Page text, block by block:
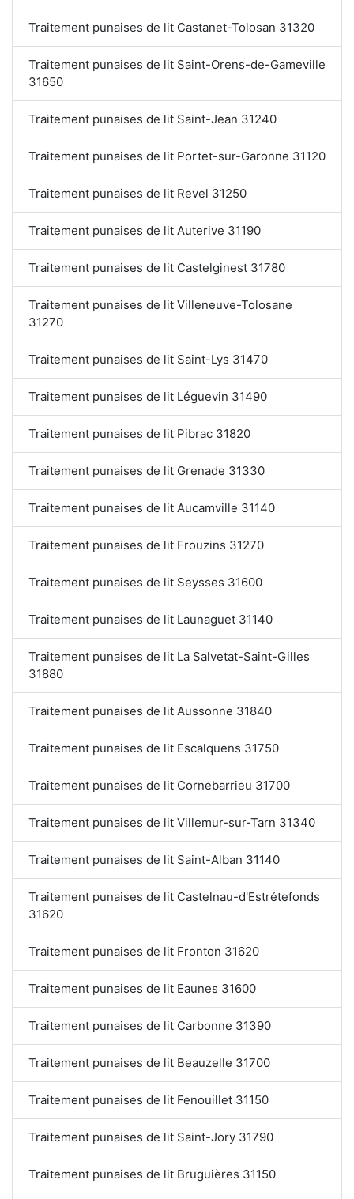
Traitement punaises de lit Castanet-Tolosan 31320
Traitement punaises de lit Saint-Orens-de-Gameville
31650
Traitement punaises de lit Saint-Jean 31240
Traitement punaises de lit Portet-sur-Garonne 31120
Traitement punaises de lit Revel 31250
Traitement punaises de lit Auterive 31190
Traitement punaises de lit Castelginest 31780
Traitement punaises de lit Villeneuve-Tolosane
31270
Traitement punaises de lit Saint-Lys 31470
Traitement punaises de lit Léguevin 31490
Traitement punaises de lit Pibrac 31820
Traitement punaises de lit Grenade 31330
Traitement punaises de lit Aucamville 31140
Traitement punaises de lit Frouzins 31270
Traitement punaises de lit Seysses 31600
Traitement punaises de lit Launaguet 31140
Traitement punaises de lit La Salvetat-Saint-Gilles
31880
Traitement punaises de lit Aussonne 31840
Traitement punaises de lit Escalquens 31750
Traitement punaises de lit Cornebarrieu 31700
Traitement punaises de lit Villemur-sur-Tarn 31340
Traitement punaises de lit Saint-Alban 31140
Traitement punaises de lit Castelnau-d'Estrétefonds
31620
Traitement punaises de lit Fronton 31620
Traitement punaises de lit Eaunes 31600
Traitement punaises de lit Carbonne 31390
Traitement punaises de lit Beauzelle 31700
Traitement punaises de lit Fenouillet 31150
Traitement punaises de lit Saint-Jory 31790
Traitement punaises de lit Bruguières 31150